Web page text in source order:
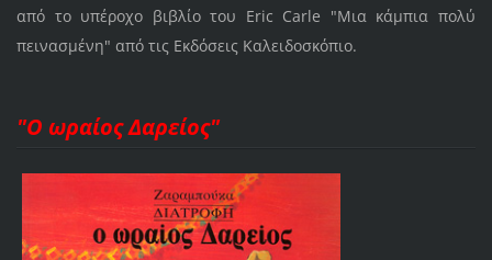
από το υπέροχο βιβλίο του Eric Carle "Μια κάμπια πολύ
πεινασμένη" από τις Εκδόσεις Καλειδοσκόπιο.
"Ο ωραίος Δαρείος"